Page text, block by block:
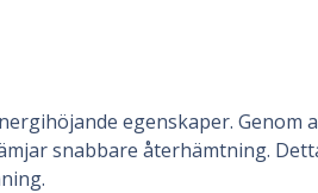
egenskaper.
snabbare återhämtning.